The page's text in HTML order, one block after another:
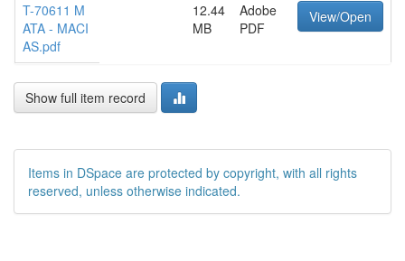
T-70611 M
ATA - MACI
AS.pdf
12.44
MB
Adobe
PDF
View/Open
Show full item record
Items in DSpace are protected by copyright, with all rights
reserved, unless otherwise indicated.